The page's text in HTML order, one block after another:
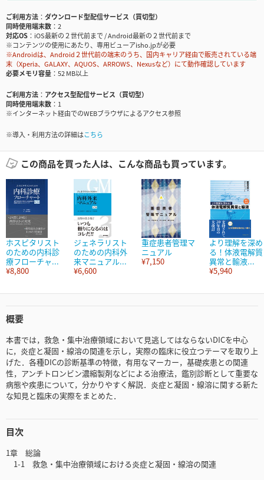
ご利用方法
ダウンロード型配信サービス（買切型）
同時使用端末数
2
対応OS
iOS最新の２世代前まで / Android最新の２世代前まで
※コンテンツの使用にあたり、専用ビューアisho.jpが必要
※Androidは、Android２世代前の端末のうち、国内キャリア経由で販売されている端
末（Xperia、GALAXY、AQUOS、ARROWS、Nexusなど）にて動作確認しています
必要メモリ容量
52 MB以上
ご利用方法
アクセス型配信サービス（買切型）
同時使用端末数
1
※インターネット経由でのWEBブラウザによるアクセス参照
※導入・利用方法の詳細はこちら
この商品を買った人は、こんな商品も買っています。
ホスピタリスト
のための内科診
療フローチャ...
¥8,800
ジェネラリスト
のための内科外
来マニュアル...
¥6,600
重症患者管理マ
ニュアル
¥7,150
より理解を深め
る！体液電解質
異常と輸液...
¥5,940
概要
本書では，救急・集中治療領域において見逃してはならないDICを中心
に，炎症と凝固・線溶の関連を示し，実際の臨床に役立つテーマを取り上
げた．各種DICの診断基準の特徴，有用なマーカー，基礎疾患との関連
性，アンチトロンビン濃縮製剤などによる治療法，鑑別診断として重要な
病態や疾患について，分かりやすく解説．炎症と凝固・線溶に関する新た
な知見と臨床の実際をまとめた．
目次
1章 総論
1-1 救急・集中治療領域における炎症と凝固・線溶の関連